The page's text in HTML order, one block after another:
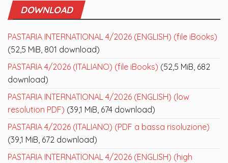
DOWNLOAD
PASTARIA INTERNATIONAL 4/2026 (ENGLISH) (file iBooks)
(52,5 MiB, 801 download)
PASTARIA 4/2026 (ITALIANO) (file iBooks) (52,5 MiB, 682
download)
PASTARIA INTERNATIONAL 4/2026 (ENGLISH) (low
resolution PDF) (39,1 MiB, 674 download)
PASTARIA 4/2026 (ITALIANO) (PDF a bassa risoluzione)
(39,1 MiB, 672 download)
PASTARIA INTERNATIONAL 4/2026 (ENGLISH) (high